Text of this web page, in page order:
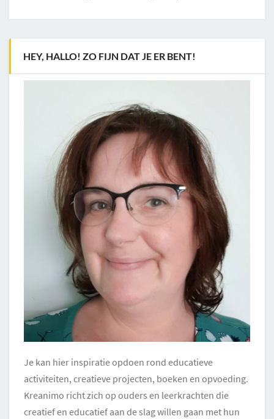
HEY, HALLO! ZO FIJN DAT JE ER BENT!
Je kan hier inspiratie opdoen rond educatieve
activiteiten, creatieve projecten, boeken en opvoeding.
Kreanimo richt zich op ouders en leerkrachten die
creatief en educatief aan de slag willen gaan met hun